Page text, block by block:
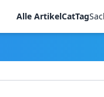
Alle ArtikelCatTag